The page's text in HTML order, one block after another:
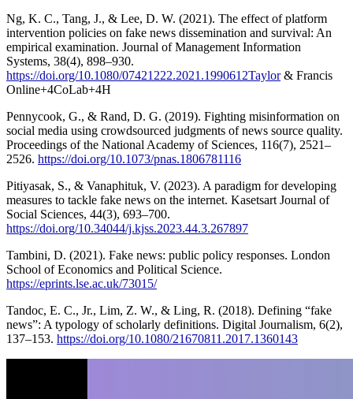
Ng, K. C., Tang, J., & Lee, D. W. (2021). The effect of platform
intervention policies on fake news dissemination and survival: An
empirical examination. Journal of Management Information
Systems, 38(4), 898–930.
https://doi.org/10.1080/07421222.2021.1990612Taylor& Francis
Online+4CoLab+4H
Pennycook, G., & Rand, D. G. (2019). Fighting misinformation on
social media using crowdsourced judgments of news source quality.
Proceedings of the National Academy of Sciences, 116(7), 2521–
2526. https://doi.org/10.1073/pnas.1806781116
Pitiyasak, S., & Vanaphituk, V. (2023). A paradigm for developing
measures to tackle fake news on the internet. Kasetsart Journal of
Social Sciences, 44(3), 693–700.
https://doi.org/10.34044/j.kjss.2023.44.3.267897
Tambini, D. (2021). Fake news: public policy responses. London
School of Economics and Political Science.
https://eprints.lse.ac.uk/73015/
Tandoc, E. C., Jr., Lim, Z. W., & Ling, R. (2018). Defining “fake
news”: A typology of scholarly definitions. Digital Journalism, 6(2),
137–153. https://doi.org/10.1080/21670811.2017.1360143